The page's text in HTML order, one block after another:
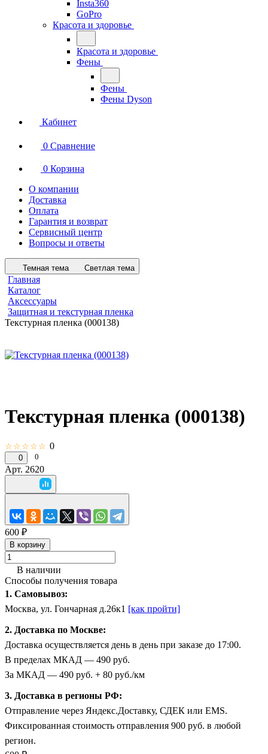
Insta360
GoPro
Красота и здоровье
Красота и здоровье
Фены
Фены
Фены Dyson
Кабинет
0 Сравнение
0 Корзина
О компании
Доставка
Оплата
Гарантия и возврат
Сервисный центр
Вопросы и ответы
Темная тема Светлая тема
Главная
Каталог
Аксессуары
Защитная и текстурная пленка
Текстурная пленка (000138)
Текстурная пленка (000138)
☆☆☆☆☆ 0
0 0
Арт. 2620
600 ₽
В корзину
В наличии
Способы получения товара
1. Самовывоз:
Москва, ул. Гончарная д.26к1 [как пройти]
2. Доставка по Москве:
Доставка осуществляется день в день при заказе до 17:00.
В пределах МКАД — 490 руб.
За МКАД — 490 руб. + 80 руб./км
3. Доставка в регионы РФ:
Отправление через Яндекс.Доставку, СДЕК или EMS.
Фиксированная стоимость отправления 900 руб. в любой
регион.